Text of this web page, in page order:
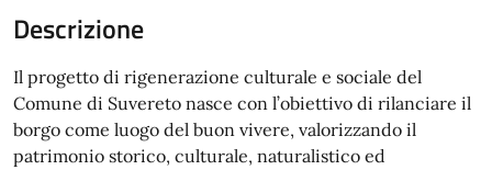
Descrizione
Il progetto di rigenerazione culturale e sociale del
Comune di Suvereto nasce con l’obiettivo di rilanciare il
borgo come luogo del buon vivere, valorizzando il
patrimonio storico, culturale, naturalistico ed